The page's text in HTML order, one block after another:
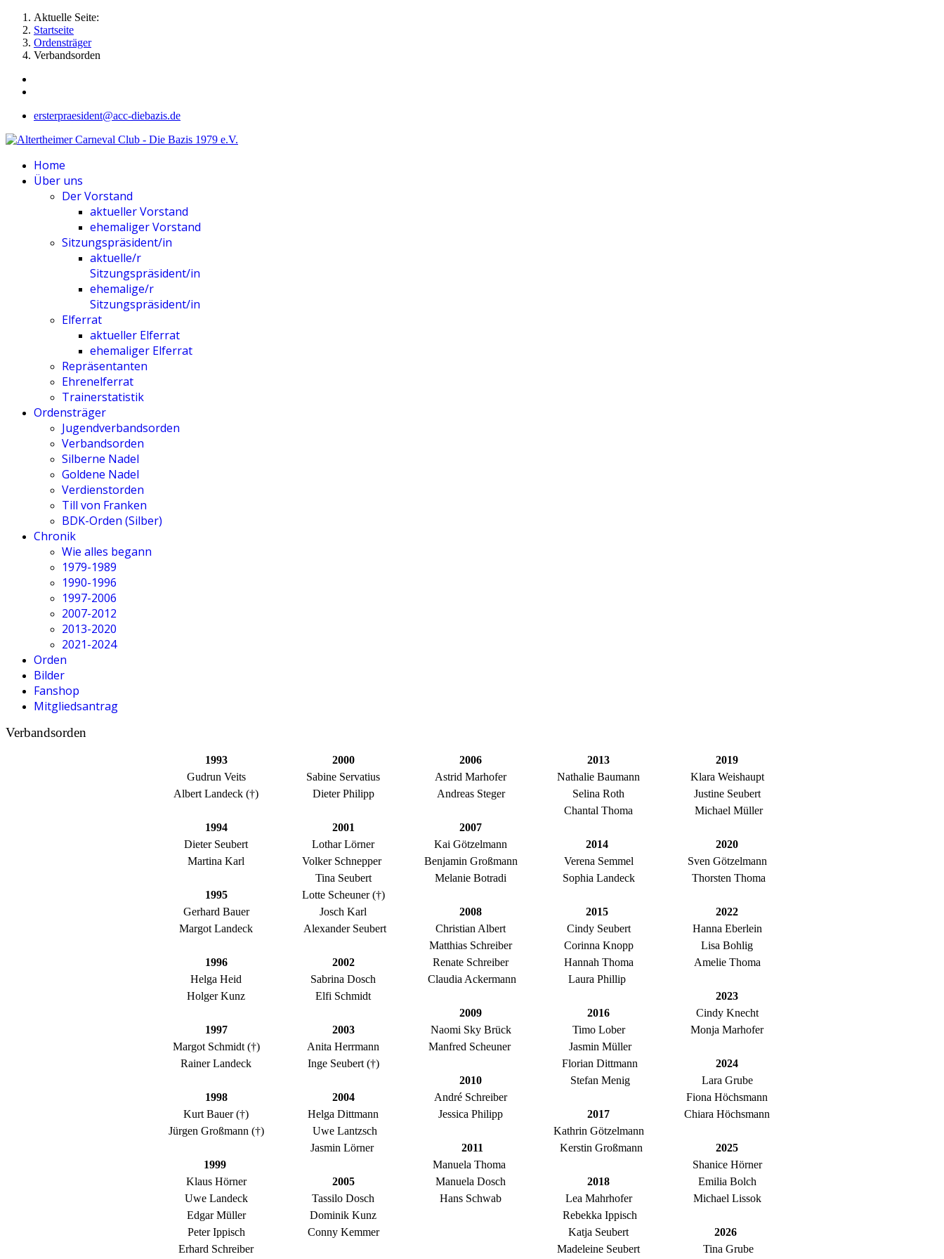
Aktuelle Seite:
Startseite
Ordensträger
Verbandsorden
ersterpraesident@acc-diebazis.de
Home
Über uns
Der Vorstand
aktueller Vorstand
ehemaliger Vorstand
Sitzungspräsident/in
aktuelle/r
Sitzungspräsident/in
ehemalige/r
Sitzungspräsident/in
Elferrat
aktueller Elferrat
ehemaliger Elferrat
Repräsentanten
Ehrenelferrat
Trainerstatistik
Ordensträger
Jugendverbandsorden
Verbandsorden
Silberne Nadel
Goldene Nadel
Verdienstorden
Till von Franken
BDK-Orden (Silber)
Chronik
Wie alles begann
1979-1989
1990-1996
1997-2006
2007-2012
2013-2020
2021-2024
Orden
Bilder
Fanshop
Mitgliedsantrag
Verbandsorden
1993 2000 2006 2013
2019
Gudrun Veits
Sabine Servatius Astrid Marhofer Nathalie Baumann
Klara Weishaupt
Albert Landeck (†)
Dieter Philipp Andreas Steger Selina Roth
Justine Seubert
Chantal Thoma
Michael Müller
1994
2001
2007
Dieter Seubert
Lothar Lörner Kai Götzelmann 2014
2020
Martina Karl
Volker Schnepper Benjamin Großmann Verena Semmel
Sven Götzelmann
Tina Seubert
Melanie Botradi Sophia Landeck
Thorsten Thoma
1995
Lotte Scheuner (†)
Gerhard Bauer
Josch Karl 2008 2015
2022
Margot Landeck
Alexander Seubert Christian Albert Cindy Seubert
Hanna Eberlein
Matthias Schreiber
Corinna Knopp
Lisa Bohlig
1996
2002 Renate Schreiber Hannah Thoma
Amelie Thoma
Helga Heid
Sabrina Dosch Claudia Ackermann
Laura Phillip
Holger Kunz
Elfi Schmidt
2023
2009
2016
Cindy Knecht
1997
2003 Naomi Sky Brück Timo Lober
Monja Marhofer
Margot Schmidt (†)
Anita Herrmann Manfred Scheuner
Jasmin Müller
Rainer Landeck
Inge Seubert (†) Florian Dittmann
2024
2010
Stefan Menig
Lara Grube
1998
2004 André Schreiber
Fiona Höchsmann
Kurt Bauer (†)
Helga Dittmann Jessica Philipp 2017
Chiara Höchsmann
Jürgen Großmann (†)
Uwe Lantzsch
Kathrin Götzelmann
Jasmin Lörner
2011 Kerstin Großmann
2025
1999
Manuela Thoma
Shanice Hörner
Klaus Hörner
2005 Manuela Dosch 2018
Emilia Bolch
Uwe Landeck
Tassilo Dosch Hans Schwab Lea Mahrhofer
Michael Lissok
Edgar Müller
Dominik Kunz
Rebekka Ippisch
Peter Ippisch
Conny Kemmer Katja Seubert
2026
Erhard Schreiber
Madeleine Seubert Tina Grube